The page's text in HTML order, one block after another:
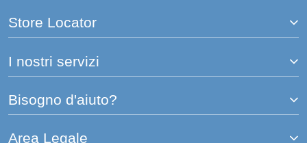
Store Locator
I nostri servizi
Bisogno d'aiuto?
Area Legale